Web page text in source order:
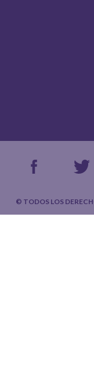
© TODOS LOS